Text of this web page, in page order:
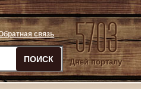
связь
ПОИСК 5703
Дней порталу